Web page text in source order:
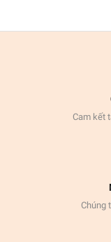
Cam kết
Chúng